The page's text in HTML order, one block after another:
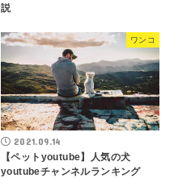
説
ワンコ
2021.09.14
【ペットyoutube】人気の犬
youtubeチャンネルランキング